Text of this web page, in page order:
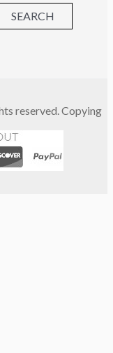
SEARCH
reserved. Copying